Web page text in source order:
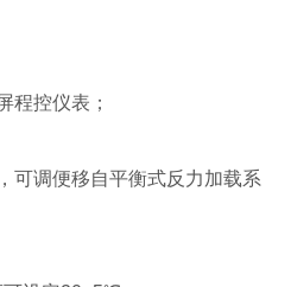
控仪表；
可调便移自平衡式反力加载系